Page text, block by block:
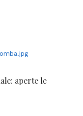
aperte le